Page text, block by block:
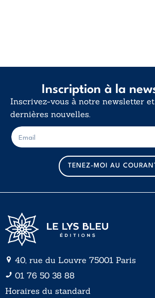
Inscription à la
Inscrivez-vous à notre newsletter
dernières nouvelles.
m
a
i
l
E
-
m
TENEZ-MOI AU
40, rue du Louvre 75001 Paris
01 76 50 38 88
Horaires du standard